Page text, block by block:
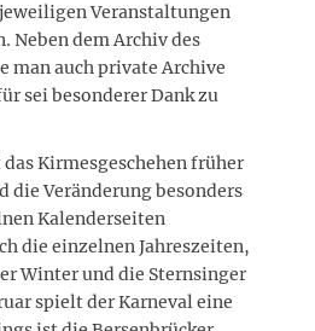
Veranstaltungen
Neben dem Archiv des
man auch private Archive
sei besonderer Dank zu
Kirmesgeschehen früher
die Veränderung besonders
Kalenderseiten
die einzelnen Jahreszeiten,
Winter und die Sternsinger
spielt der Karneval eine